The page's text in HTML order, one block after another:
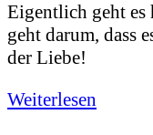
Eigentlich geht es
geht darum, dass
der Liebe!
Weiterlesen